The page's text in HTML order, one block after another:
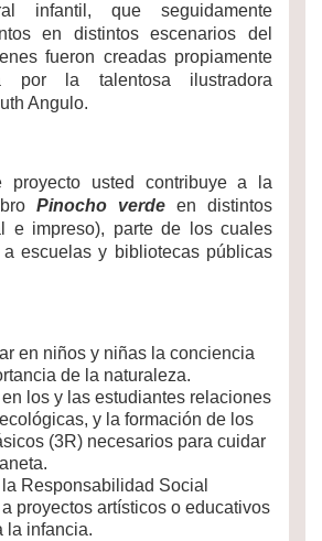
infantil, que seguidamente
en distintos escenarios del
fueron creadas propiamente
la talentosa ilustradora
Angulo.
proyecto usted contribuye a la
Pinocho verde en distintos
e impreso), parte de los cuales
escuelas y bibliotecas públicas
en niños y niñas la conciencia
de la naturaleza.
los y las estudiantes relaciones
y la formación de los
(3R) necesarios para cuidar
Responsabilidad Social
proyectos artísticos o educativos
la infancia.